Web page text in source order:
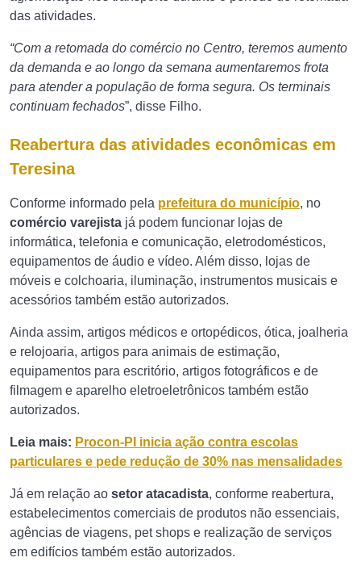
das atividades.
“Com a retomada do comércio no Centro, teremos aumento
da demanda e ao longo da semana aumentaremos frota
para atender a população de forma segura. Os terminais
continuam fechados”, disse Filho.
Reabertura das atividades econômicas em
Teresina
Conforme informado pela prefeitura do município, no
comércio varejista já podem funcionar lojas de
informática, telefonia e comunicação, eletrodomésticos,
equipamentos de áudio e vídeo. Além disso, lojas de
móveis e colchoaria, iluminação, instrumentos musicais e
acessórios também estão autorizados.
Ainda assim, artigos médicos e ortopédicos, ótica, joalheria
e relojoaria, artigos para animais de estimação,
equipamentos para escritório, artigos fotográficos e de
filmagem e aparelho eletroeletrônicos também estão
autorizados.
Leia mais: Procon-PI inicia ação contra escolas
particulares e pede redução de 30% nas mensalidades
Já em relação ao setor atacadista, conforme reabertura,
estabelecimentos comerciais de produtos não essenciais,
agências de viagens, pet shops e realização de serviços
em edifícios também estão autorizados.